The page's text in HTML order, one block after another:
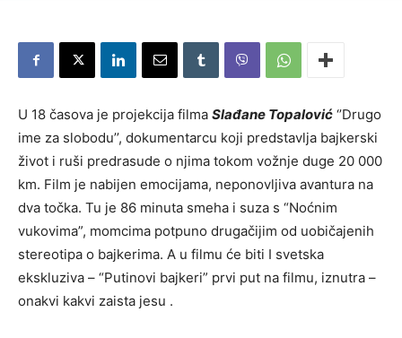
U 18 časova je projekcija filma Slađane Topalović ‘’Drugo
ime za slobodu’’, dokumentarcu koji predstavlja bajkerski
život i ruši predrasude o njima tokom vožnje duge 20 000
km. Film je nabijen emocijama, neponovljiva avantura na
dva točka. Tu je 86 minuta smeha i suza s “Noćnim
vukovima”, momcima potpuno drugačijim od uobičajenih
stereotipa o bajkerima. A u filmu će biti I svetska
ekskluziva – “Putinovi bajkeri” prvi put na filmu, iznutra –
onakvi kakvi zaista jesu .